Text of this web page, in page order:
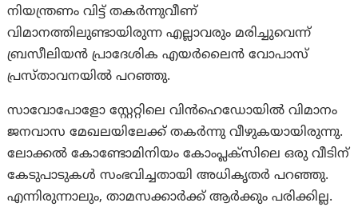
നിയന്ത്രണം വിട്ട് തകർന്നുവീണ്
വിമാനത്തിലുണ്ടായിരുന്ന എല്ലാവരും മരിച്ചുവെന്ന്
ബ്രസീലിയൻ പ്രാദേശിക എയർലൈൻ വോപാസ്
പ്രസ്താവനയിൽ പറഞ്ഞു.
സാവോപോളോ സ്റ്റേറ്റിലെ വിൻഹെഡോയിൽ വിമാനം
ജനവാസ മേഖലയിലേക്ക് തകര്‍ന്നു വീഴുകയായിരുന്നു.
ലോക്കൽ കോണ്ടോമിനിയം കോംപ്ലക്സിലെ ഒരു വീടിന്
കേടുപാടുകൾ സംഭവിച്ചതായി അധികൃതർ പറഞ്ഞു.
എന്നിരുന്നാലും, താമസക്കാർക്ക് ആർക്കും പരിക്കില്ല.